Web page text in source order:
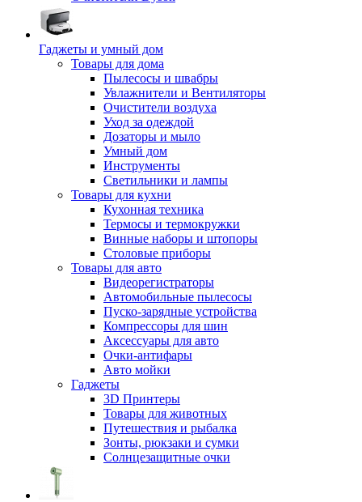
Гаджеты и умный дом
Товары для дома
Пылесосы и швабры
Увлажнители и Вентиляторы
Очистители воздуха
Уход за одеждой
Дозаторы и мыло
Умный дом
Инструменты
Светильники и лампы
Товары для кухни
Кухонная техника
Термосы и термокружки
Винные наборы и штопоры
Столовые приборы
Товары для авто
Видеорегистраторы
Автомобильные пылесосы
Пуско-зарядные устройства
Компрессоры для шин
Аксессуары для авто
Очки-антифары
Авто мойки
Гаджеты
3D Принтеры
Товары для животных
Путешествия и рыбалка
Зонты, рюкзаки и сумки
Солнцезащитные очки